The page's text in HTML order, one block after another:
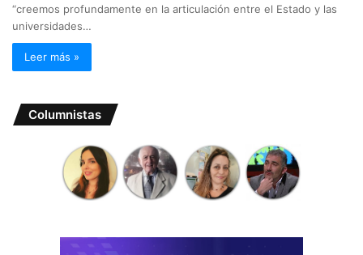
“creemos profundamente en la articulación entre el Estado y las
universidades…
Leer más »
Columnistas